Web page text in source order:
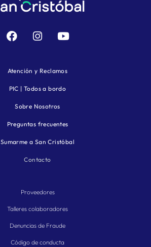
Atención y Reclamos
PIC | Todos a bordo
Sobre Nosotros
Preguntas frecuentes
Sumarme a San Cristóbal
Contacto
Proveedores
Talleres colaboradores
Denuncias de Fraude
Código de conducta